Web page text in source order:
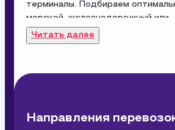
терминалы. Подбираем
морской, железнодорожный или
мультимодальный.
Читать далее
Направления